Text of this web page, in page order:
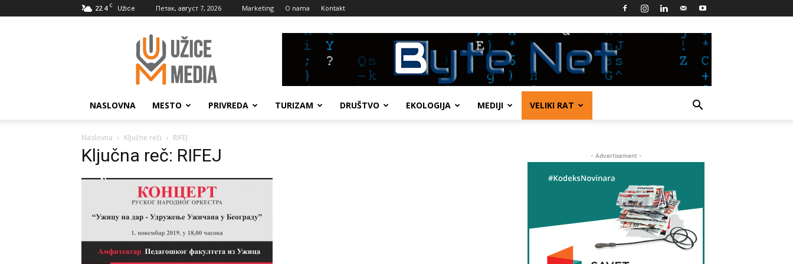
22.4 C Užice Петак, август 7, 2026 Marketing O nama Kontakt
UžiceMedia
NASLOVNA MESTO PRIVREDA TURIZAM DRUŠTVO EKOLOGIJA MEDIJI VELIKI RAT
Naslovna Ključne reči RIFEJ
Ključna reč: RIFEJ - Advertisement -